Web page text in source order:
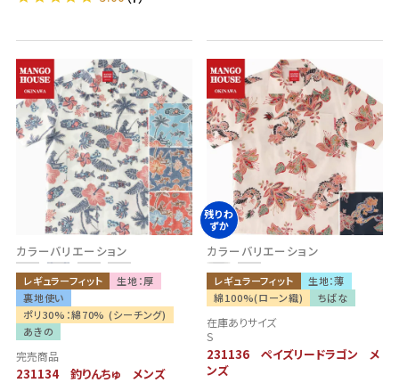
カラーバリエーション
レギュラーフィット
生地：厚
裏地使い
ポリ30%：綿70% (シーチング)
あきの
完売商品
231134 釣りんちゅ メンズ
カラーバリエーション
レギュラーフィット
生地：薄
綿100%(ローン織)
ちばな
残りわ
ずか
在庫ありサイズ
S
231136 ペイズリードラゴン メ
ンズ